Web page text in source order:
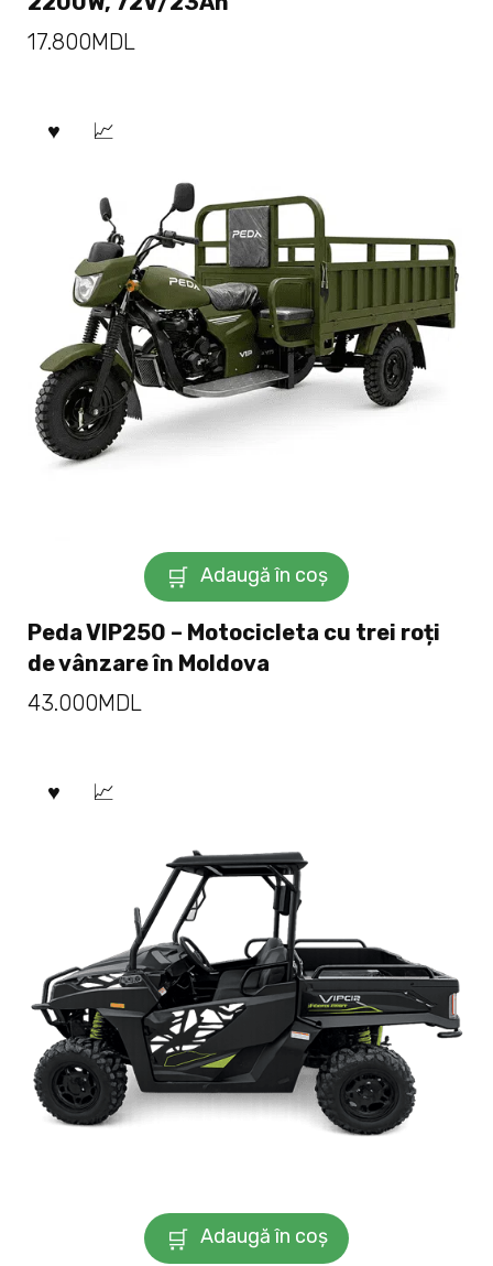
17.800MDL
Adaugă în coș
Peda VIP250 – Motocicleta cu trei roți
de vânzare în Moldova
43.000MDL
Adaugă în coș